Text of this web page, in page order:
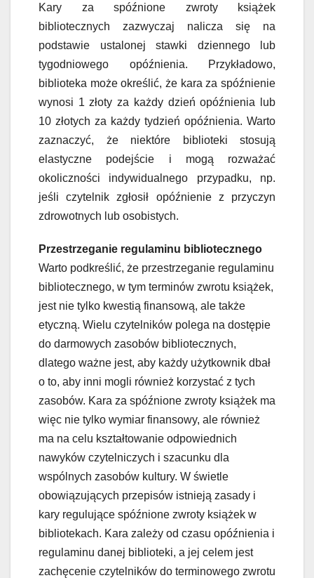
Kary za spóźnione zwroty książek
bibliotecznych zazwyczaj nalicza się na
podstawie ustalonej stawki dziennego lub
tygodniowego opóźnienia. Przykładowo,
biblioteka może określić, że kara za spóźnienie
wynosi 1 złoty za każdy dzień opóźnienia lub
10 złotych za każdy tydzień opóźnienia. Warto
zaznaczyć, że niektóre biblioteki stosują
elastyczne podejście i mogą rozważać
okoliczności indywidualnego przypadku, np.
jeśli czytelnik zgłosił opóźnienie z przyczyn
zdrowotnych lub osobistych.
Przestrzeganie regulaminu bibliotecznego
Warto podkreślić, że przestrzeganie regulaminu
bibliotecznego, w tym terminów zwrotu książek,
jest nie tylko kwestią finansową, ale także
etyczną. Wielu czytelników polega na dostępie
do darmowych zasobów bibliotecznych,
dlatego ważne jest, aby każdy użytkownik dbał
o to, aby inni mogli również korzystać z tych
zasobów. Kara za spóźnione zwroty książek ma
więc nie tylko wymiar finansowy, ale również
ma na celu kształtowanie odpowiednich
nawyków czytelniczych i szacunku dla
wspólnych zasobów kultury. W świetle
obowiązujących przepisów istnieją zasady i
kary regulujące spóźnione zwroty książek w
bibliotekach. Kara zależy od czasu opóźnienia i
regulaminu danej biblioteki, a jej celem jest
zachęcenie czytelników do terminowego zwrotu